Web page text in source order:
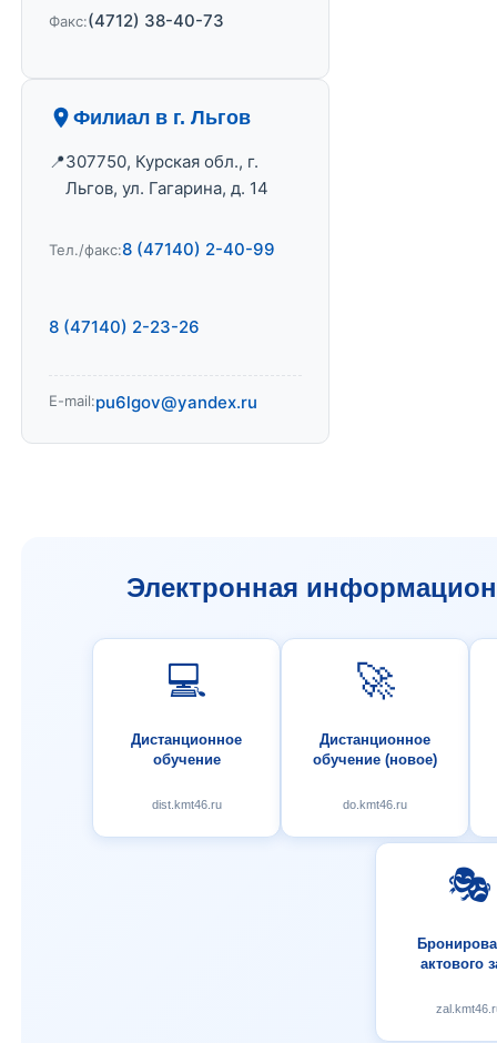
Факс:(4712) 38-40-73
Филиал в г. Льгов
307750, Курская обл., г.
Льгов, ул. Гагарина, д. 14
Тел./факс:8 (47140) 2-40-99
8 (47140) 2-23-26
E-mail:pu6lgov@yandex.ru
Электронная
💻
Дистанционное
обучение
dist.kmt46.ru
🚀
Дистанционное
обучение (новое)
do.kmt46.ru
🎭
актового